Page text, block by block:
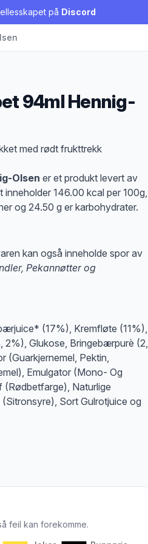
på Discord
94ml Hennig-
med rødt frukttrekk
Olsen er et produkt levert av
inneholder 146.00 kcal per 100g,
og 24.50 g er karbohydrater.
kan også inneholde spor av
Pekannøtter og
(17%), Kremfløte (11%),
Glukose, Bringebærpurè (2,
(Guarkjernemel, Pektin,
Emulgator (Mono- Og
(Rødbetfarge), Naturlige
Sort Gulrotjuice og
feil kan forekomme.